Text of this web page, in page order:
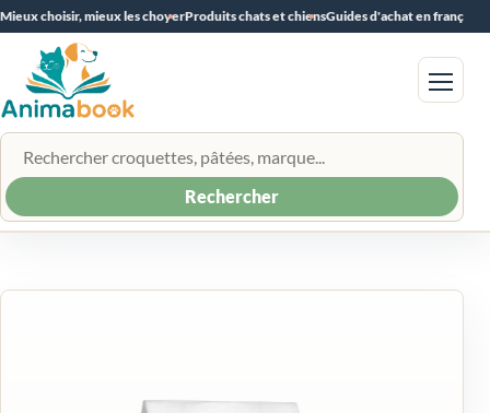
Mieux choisir, mieux les choyerProduits chats et chiensGuides d'achat en français
Rechercher un produit
Rechercher
Menu